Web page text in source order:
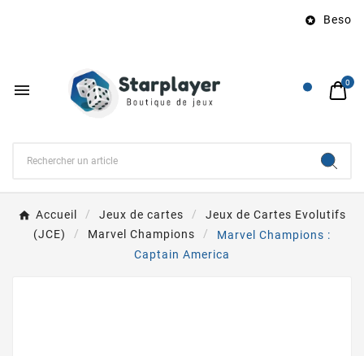
 Besoin
 0
Accueil Jeux de cartes
Jeux de Cartes Evolutifs
(JCE)
Marvel Champions
Marvel Champions :
Captain America